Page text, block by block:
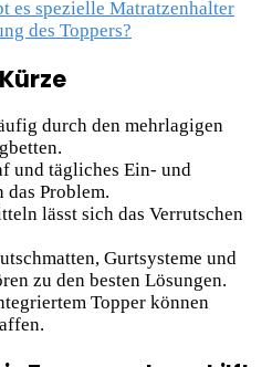
es spezielle Matratzenhalter
des Toppers?
durch den mehrlagigen
und tägliches Ein- und
das Problem.
lässt sich das Verrutschen
Gurtsysteme und
zu den besten Lösungen.
Topper können